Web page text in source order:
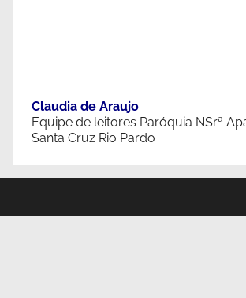
Claudia de Araujo
Equipe de leitores Paróquia NSrª
Santa Cruz Rio Pardo